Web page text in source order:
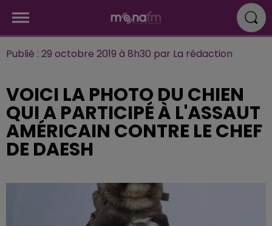
Publié : 29 octobre 2019 à 8h30 par La rédaction
VOICI LA PHOTO DU CHIEN
QUI A PARTICIPÉ À L'ASSAUT
AMÉRICAIN CONTRE LE CHEF
DE DAESH